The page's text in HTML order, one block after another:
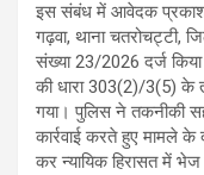
इस संबंध में आवेदक प्रकाश
गढ़वा, थाना चतरोचट्टी,
संख्या 23/2026 दर्ज किया
की धारा 303(2)/3(5) के
गया। पुलिस ने तकनीकी
कार्रवाई करते हुए मामले के
कर न्यायिक हिरासत में भेज